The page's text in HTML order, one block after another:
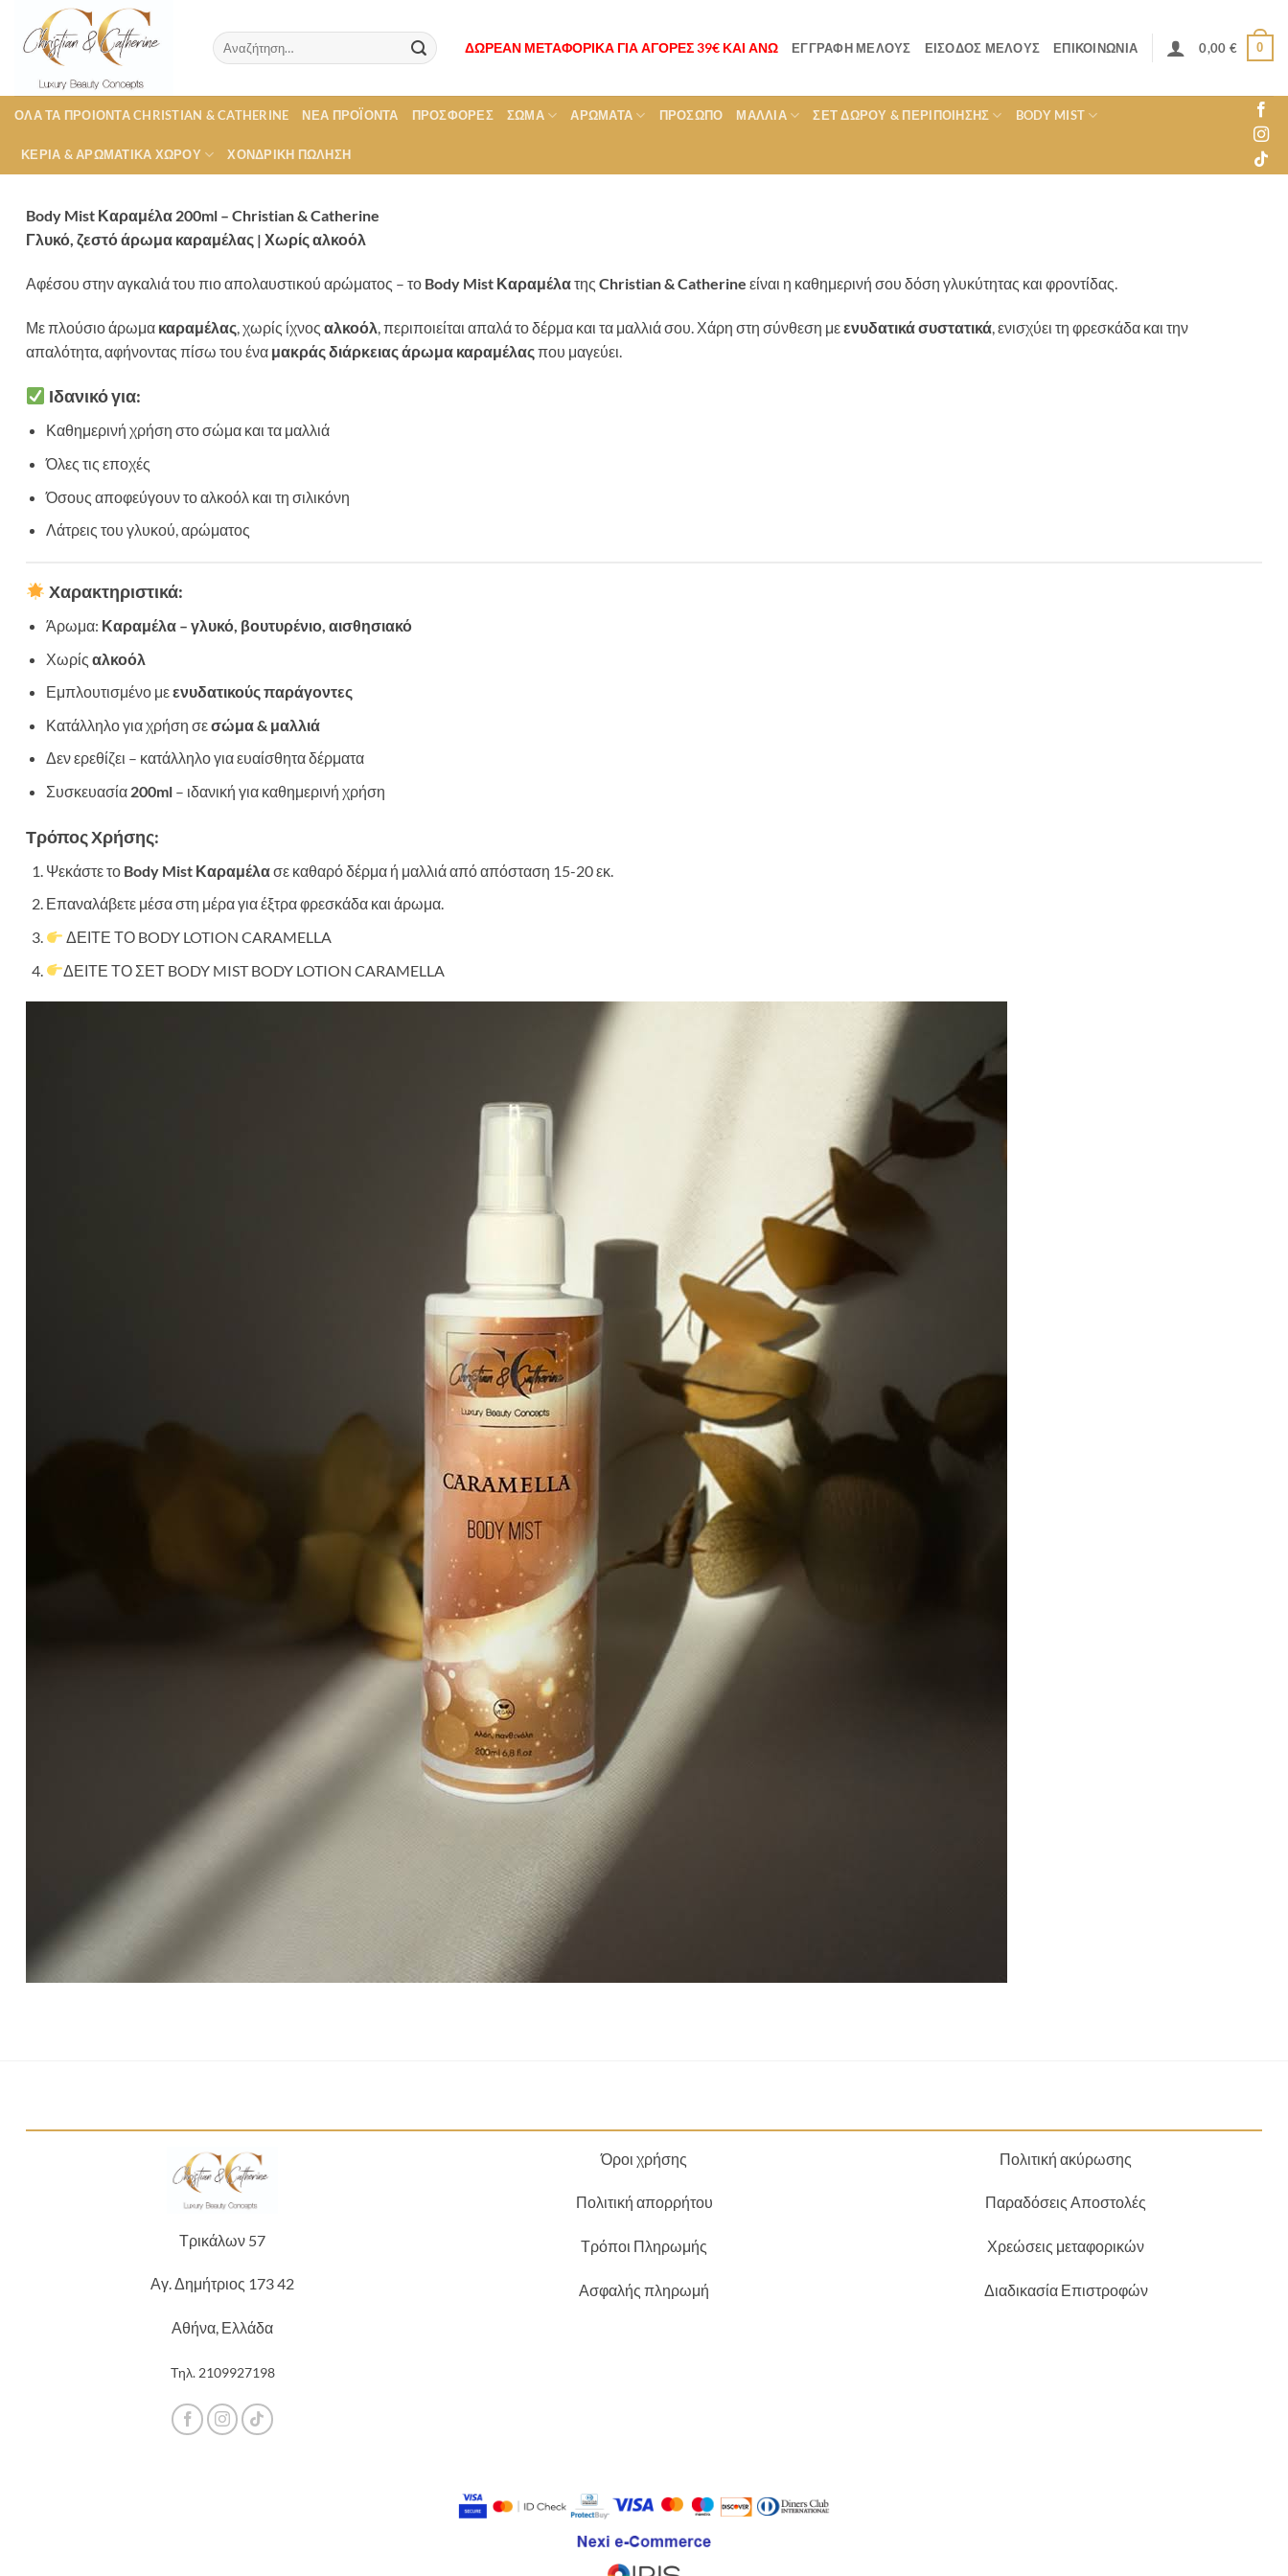
Μετάβαση
περιεχόμενο
Αναζήτηση
για:
ΔΩΡΕΑΝ ΜΕΤΑΦΟΡΙΚΑ ΓΙΑ ΑΓΟΡΕΣ 39€ ΚΑΙ ΑΝΩ ΕΓΓΡΑΦΉ ΜΈΛΟΥΣ ΕΊΣΟΔΟΣ ΜΈΛΟΥΣ ΕΠΙΚΟΙΝΩΝΊΑ 0,00 € 0
ΟΛΑ ΤΑ ΠΡΟΙΟΝΤΑ CHRISTIAN & CATHERINE ΝΕΑ ΠΡΟΪΟΝΤΑ ΠΡΟΣΦΟΡΕΣ ΣΏΜΑ ΑΡΏΜΑΤΑ ΠΡΌΣΩΠΟ ΜΑΛΛΙΆ ΣΕΤ ΔΏΡΟΥ & ΠΕΡΙΠΟΊΗΣΗΣ BODY MIST
ΚΕΡΙΑ & ΑΡΩΜΑΤΙΚΑ ΧΩΡΟΥ ΧΟΝΔΡΙΚΉ ΠΏΛΗΣΗ
Body Mist Καραμέλα 200ml – Christian & Catherine
Γλυκό, ζεστό άρωμα καραμέλας | Χωρίς αλκοόλ
Αφέσου στην αγκαλιά του πιο απολαυστικού αρώματος – το Body Mist Καραμέλατης Christian & Catherine είναι η καθημερινή σου δόση γλυκύτητας και φροντίδας.
Με πλούσιο άρωμα καραμέλας , χωρίς ίχνος αλκοόλ , περιποιείται απαλά το δέρμα και τα μαλλιά σου. Χάρη στη σύνθεση μεενυδατικά συστατικά , ενισχύει τη φρεσκάδα και την
απαλότητα, αφήνοντας πίσω του ένα μακράς διάρκειας άρωμα καραμέλαςπου μαγεύει.
Ιδανικό για:
Καθημερινή χρήση στο σώμα και τα μαλλιά
Όλες τις εποχές
Όσους αποφεύγουν το αλκοόλ και τη σιλικόνη
Λάτρεις του γλυκού, αρώματος
Χαρακτηριστικά:
Άρωμα: Καραμέλα – γλυκό, βουτυρένιο, αισθησιακό
Χωρίς αλκοόλ
Εμπλουτισμένο μεενυδατικούς παράγοντες
Κατάλληλο για χρήση σεσώμα & μαλλιά
Δεν ερεθίζει – κατάλληλο για ευαίσθητα δέρματα
Συσκευασία 200ml– ιδανική για καθημερινή χρήση
Τρόπος Χρήσης:
Ψεκάστε το Body Mist Καραμέλασε καθαρό δέρμα ή μαλλιά από απόσταση 15-20 εκ.
Επαναλάβετε μέσα στη μέρα για έξτρα φρεσκάδα και άρωμα.
ΔΕΙΤΕ ΤΟ BODY LOTION CARAMELLA
ΔΕΙΤΕ ΤΟ ΣΕΤ BODY MIST BODY LOTION CARAMELLA
Τρικάλων 57
Αγ. Δημήτριος 173 42
Αθήνα, Ελλάδα
Τηλ. 2109927198
Όροι χρήσης
Πολιτική απορρήτου
Τρόποι Πληρωμής
Ασφαλής πληρωμή
Πολιτική ακύρωσης
Παραδόσεις Αποστολές
Χρεώσεις μεταφορικών
Διαδικασία Επιστροφών